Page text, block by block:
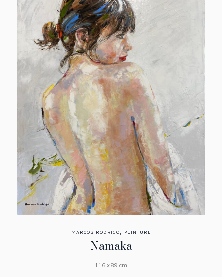
MARCOS RODRIGO, PEINTURE
Namaka
116 x 89 cm